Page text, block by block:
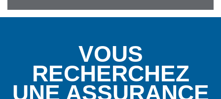
VOUS
RECHERCHEZ
UNE ASSURANCE